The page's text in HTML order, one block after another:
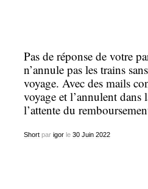
Pas de réponse de votre
n’annule pas les trains
voyage. Avec des mails
voyage et l’annulent
l’attente du
Shortpar igorle 30 Juin 2022